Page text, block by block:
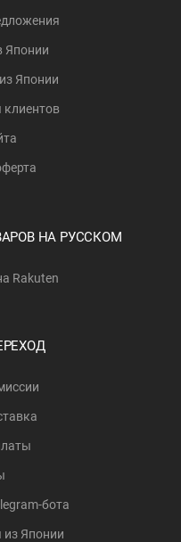
Японии
Японии
НА РУССКОМ
Rakuten
бота
из Японии